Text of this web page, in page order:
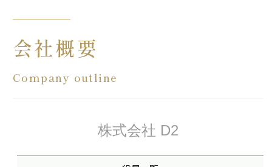
会社概要
Company outline
株式会社 D2